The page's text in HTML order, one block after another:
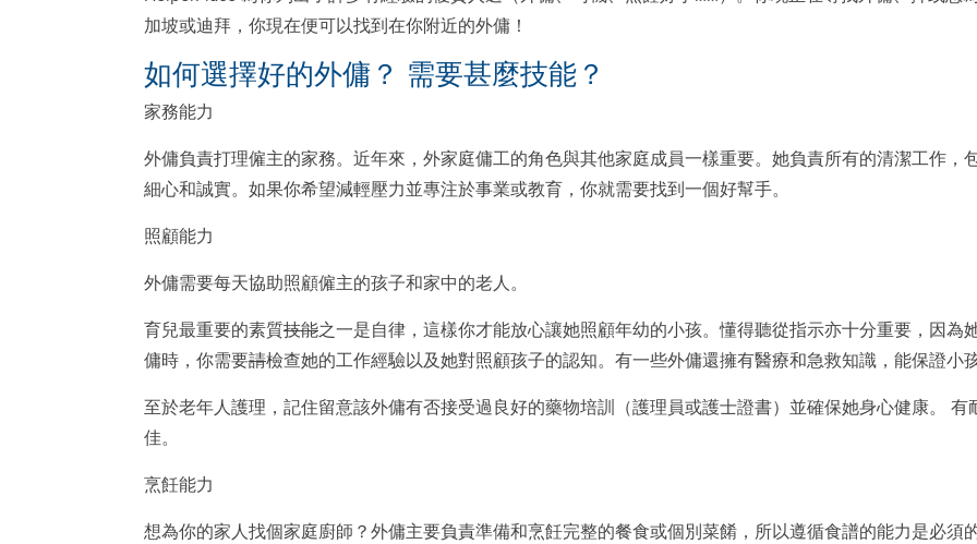
加坡或迪拜，你現在便可以找到在你附近的外傭！
如何選擇好的外傭？ 需要甚麼技能？
家務能力
外傭負責打理僱主的家務。近年來，外家庭傭工的角色與其他家庭成員一樣重要。她負責所有的清潔工作，
細心和誠實。如果你希望減輕壓力並專注於事業或教育，你就需要找到一個好幫手。
照顧能力
外傭需要每天協助照顧僱主的孩子和家中的老人。
育兒最重要的素質技能之一是自律，這樣你才能放心讓她照顧年幼的小孩。懂得聽從指示亦十分重要，因為
傭時，你需要請檢查她的工作經驗以及她對照顧孩子的認知。有一些外傭還擁有醫療和急救知識，能保證小
至於老年人護理，記住留意該外傭有否接受過良好的藥物培訓（護理員或護士證書）並確保她身心健康。
佳。
烹飪能力
想為你的家人找個家庭廚師？外傭主要負責準備和烹飪完整的餐食或個別菜餚，所以遵循食譜的能力是必須